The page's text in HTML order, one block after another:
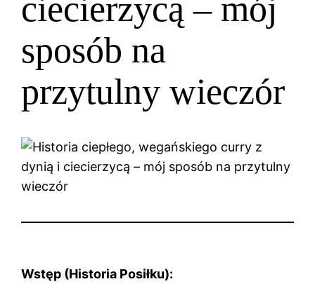
ciecierzycą – mój
sposób na
przytulny wieczór
Wstęp (Historia Posiłku):